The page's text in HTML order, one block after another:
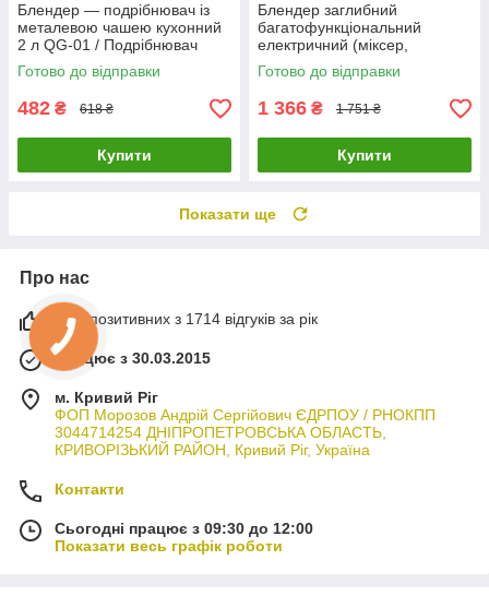
Блендер — подрібнювач із
металевою чашею кухонний
2 л QG-01 / Подрібнювач
Блискавка
Готово до відправки
482 ₴ 618 ₴
Купити
Блендер заглибний
багатофункціональний
електричний (міксер,
подрібнювач, блендер) 1200
Вт Rainberg RB-2238
Готово до відправки
1 366 ₴ 1 751 ₴
Купити
Показати ще
Про нас
94% позитивних з 1714 відгуків за рік
Працює з 30.03.2015
м. Кривий Ріг
ФОП Морозов Андрій Сергійович ЄДРПОУ / РНОКПП
3044714254 ДНІПРОПЕТРОВСЬКА ОБЛАСТЬ,
КРИВОРІЗЬКИЙ РАЙОН, Кривий Ріг, Україна
Контакти
Сьогодні працює з 09:30 до 12:00
Показати весь графік роботи